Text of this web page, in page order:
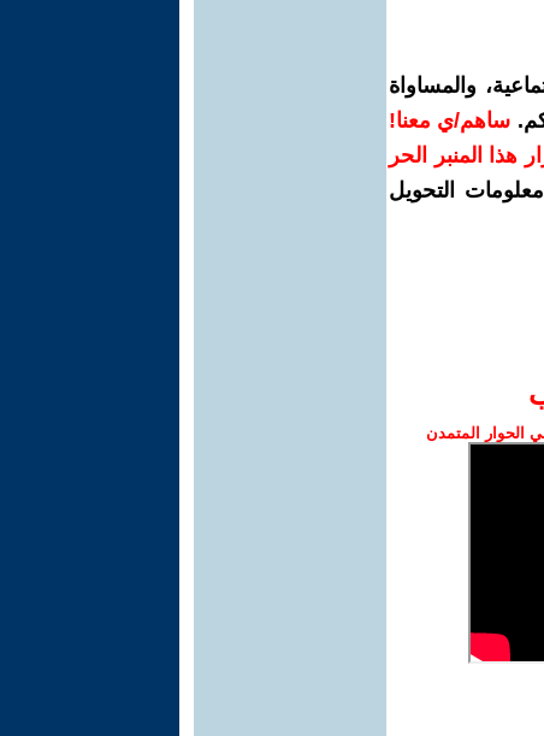
والمساواة
ساهم/ي معنا!
هذا المنبر الحر
التحويل
المتمدن